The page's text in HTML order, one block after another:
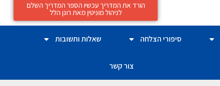
הורד את המדריך עכשיו הספר המדריך השלם
לניהול מוניטין מאת רונן הלל
סיפורי הצלחה שאלות ותשובות
צור קשר